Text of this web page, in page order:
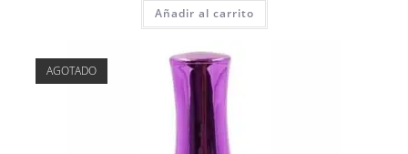
Añadir al carrito
AGOTADO